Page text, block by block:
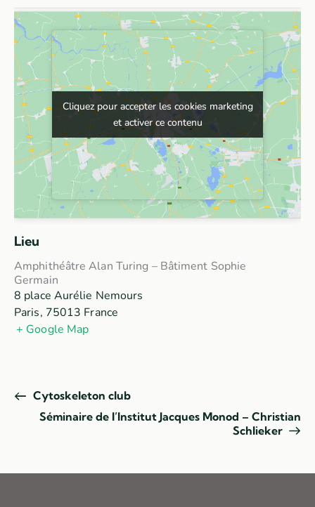
Lieu
Amphithéâtre Alan Turing – Bâtiment Sophie
Germain
8 place Aurélie Nemours
Paris, 75013 France
+ Google Map
Cliquez pour accepter les cookies marketing
et activer ce contenu
Cliquez pour accepter les cookies marketing
et activer ce contenu
Cytoskeleton club
Séminaire de l’Institut Jacques Monod – Christian
Schlieker